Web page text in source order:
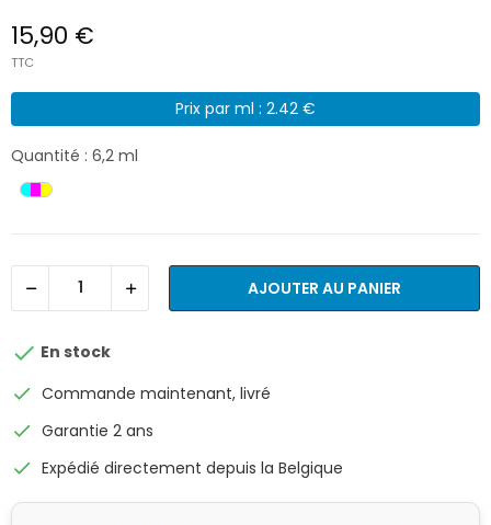
15,90 €
TTC
Prix par ml : 2.42 €
Quantité : 6,2 ml
AJOUTER AU PANIER
 En stock
check Commande maintenant, livré
check Garantie 2 ans
check Expédié directement depuis la Belgique